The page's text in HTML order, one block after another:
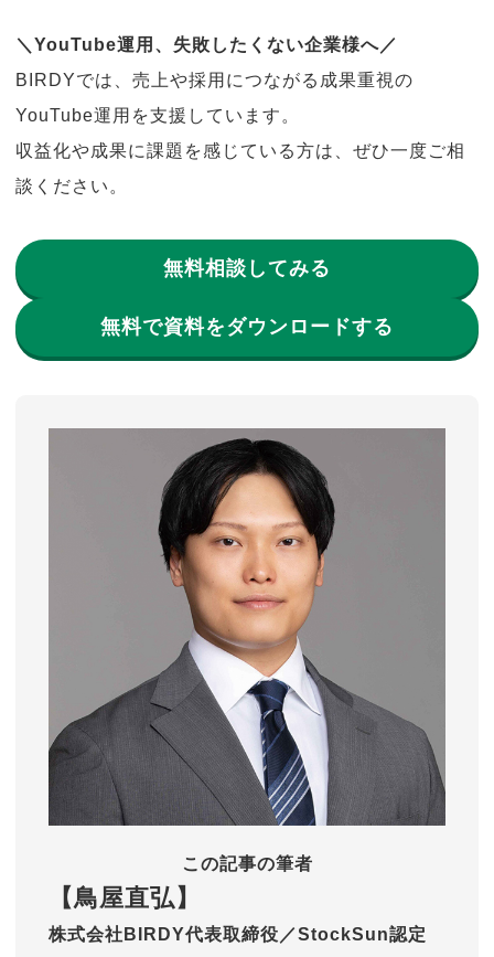
＼YouTube運用、失敗したくない企業様へ／
BIRDYでは、売上や採用につながる成果重視の
YouTube運用を支援しています。
収益化や成果に課題を感じている方は、ぜひ一度ご相
談ください。
無料相談してみる
無料で資料をダウンロードする
この記事の筆者
【鳥屋直弘】
株式会社BIRDY代表取締役／StockSun認定